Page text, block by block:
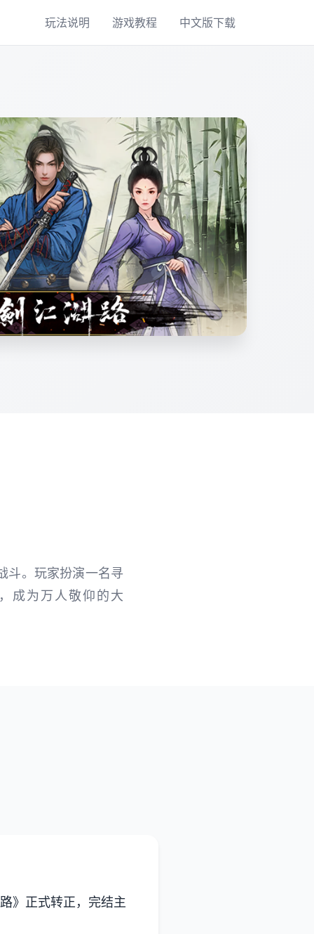
玩法说明 游戏教程 中文版下载
斗。玩家扮演一名寻
成为万人敬仰的大
》正式转正，完结主